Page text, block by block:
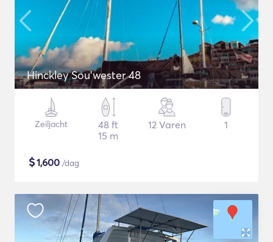
Hinckley Sou’wester 48
Zeiljacht
48 ft
15 m
12 Varen 1
$1,600 /dag